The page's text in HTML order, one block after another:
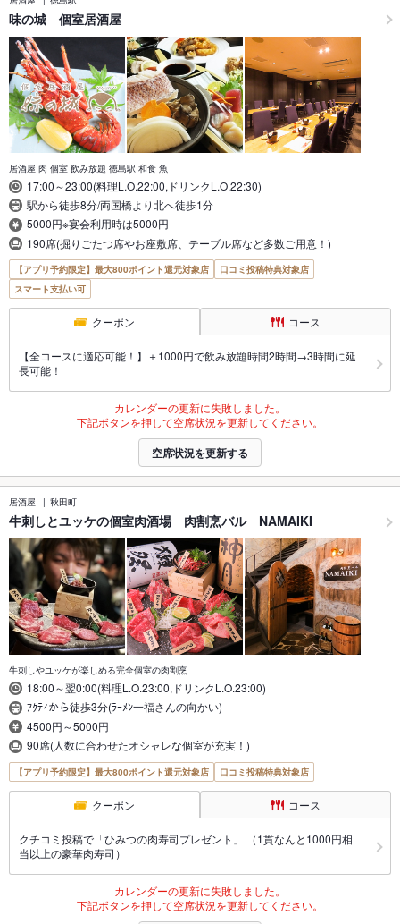
味の城 個室居酒屋
居酒屋 肉 個室 飲み放題 徳島駅 和食 魚
17:00～23:00(料理L.O.22:00,ドリンクL.O.22:30)
駅から徒歩8分/両国橋より北へ徒歩1分
5000円※宴会利用時は5000円
190席(掘りごたつ席やお座敷席、テーブル席など多数ご用意！)
【アプリ予約限定】最大800ポイント還元対象店
口コミ投稿特典対象店
スマート支払い可
クーポン コース
【全コースに適応可能！】＋1000円で飲み放題時間2時間→3時間に延
長可能！
カレンダーの更新に失敗しました。
下記ボタンを押して空席状況を更新してください。
空席状況を更新する
居酒屋 秋田町
牛刺しとユッケの個室肉酒場 肉割烹バル NAMAIKI
牛刺しやユッケが楽しめる完全個室の肉割烹
18:00～翌0:00(料理L.O.23:00,ドリンクL.O.23:00)
ｱｸﾃｨから徒歩3分(ﾗｰﾒﾝ一福さんの向かい)
4500円～5000円
90席(人数に合わせたオシャレな個室が充実！)
【アプリ予約限定】最大800ポイント還元対象店 口コミ投稿特典対象店
クーポン コース
クチコミ投稿で「ひみつの肉寿司プレゼント」 （1貫なんと1000円相
当以上の豪華肉寿司）
カレンダーの更新に失敗しました。
下記ボタンを押して空席状況を更新してください。